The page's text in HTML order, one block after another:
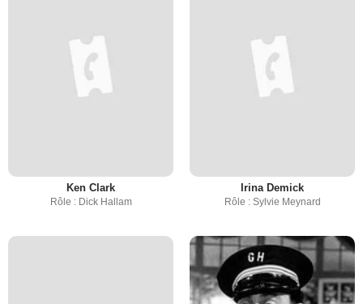
Ken Clark
Rôle : Dick Hallam
Irina Demick
Rôle : Sylvie Meynard